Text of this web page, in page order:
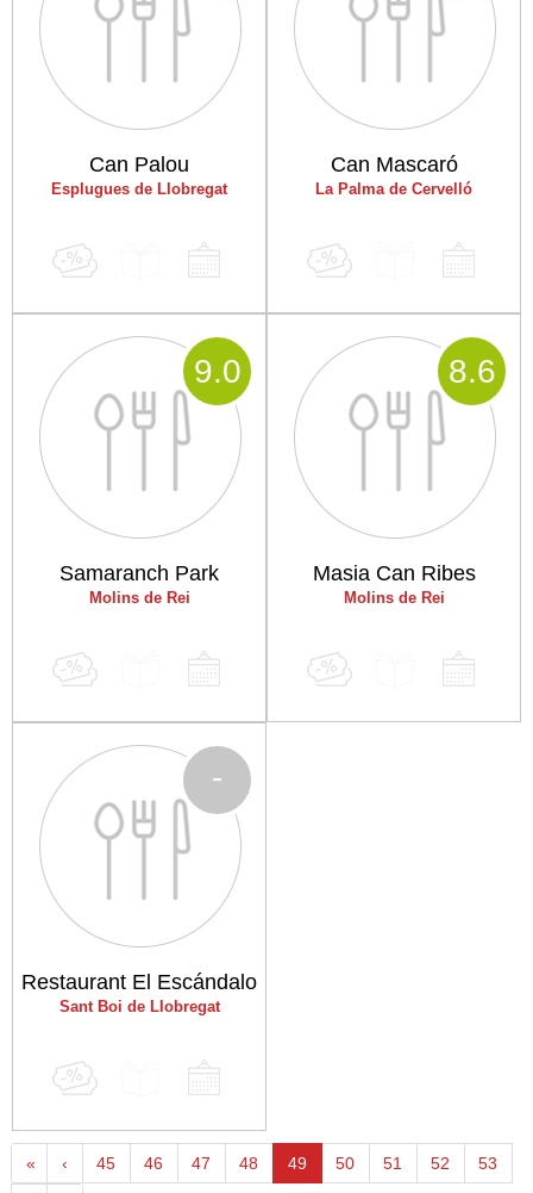
Can Palou
Esplugues de Llobregat
Can Mascaró
La Palma de Cervelló
Samaranch Park
Molins de Rei
9.0
Masia Can Ribes
Molins de Rei
8.6
Restaurant El Escándalo
Sant Boi de Llobregat
-
« ‹ 45 46 47 48 49 50 51 52 53